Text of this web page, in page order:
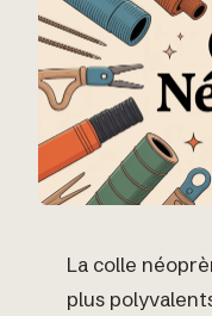
La colle
plus